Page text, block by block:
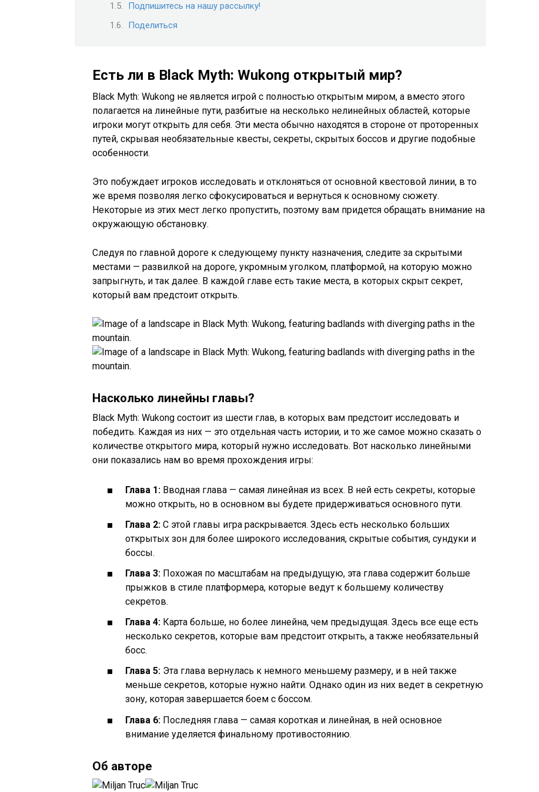
Подпишитесь на нашу рассылку!
Поделиться
Есть ли в Black Myth: Wukong открытый мир?
Black Myth: Wukong не является игрой с полностью открытым миром, а вместо этого
полагается на линейные пути, разбитые на несколько нелинейных областей, которые
игроки могут открыть для себя. Эти места обычно находятся в стороне от проторенных
путей, скрывая необязательные квесты, секреты, скрытых боссов и другие подобные
особенности.
Это побуждает игроков исследовать и отклоняться от основной квестовой линии, в то
же время позволяя легко сфокусироваться и вернуться к основному сюжету.
Некоторые из этих мест легко пропустить, поэтому вам придется обращать внимание на
окружающую обстановку.
Следуя по главной дороге к следующему пункту назначения, следите за скрытыми
местами — развилкой на дороге, укромным уголком, платформой, на которую можно
запрыгнуть, и так далее. В каждой главе есть такие места, в которых скрыт секрет,
который вам предстоит открыть.
Насколько линейны главы?
Black Myth: Wukong состоит из шести глав, в которых вам предстоит исследовать и
победить. Каждая из них — это отдельная часть истории, и то же самое можно сказать о
количестве открытого мира, который нужно исследовать. Вот насколько линейными
они показались нам во время прохождения игры:
Глава 1: Вводная глава — самая линейная из всех. В ней есть секреты, которые
можно открыть, но в основном вы будете придерживаться основного пути.
Глава 2: С этой главы игра раскрывается. Здесь есть несколько больших
открытых зон для более широкого исследования, скрытые события, сундуки и
боссы.
Глава 3: Похожая по масштабам на предыдущую, эта глава содержит больше
прыжков в стиле платформера, которые ведут к большему количеству
секретов.
Глава 4: Карта больше, но более линейна, чем предыдущая. Здесь все еще есть
несколько секретов, которые вам предстоит открыть, а также необязательный
босс.
Глава 5: Эта глава вернулась к немного меньшему размеру, и в ней также
меньше секретов, которые нужно найти. Однако один из них ведет в секретную
зону, которая завершается боем с боссом.
Глава 6: Последняя глава — самая короткая и линейная, в ней основное
внимание уделяется финальному противостоянию.
Об авторе